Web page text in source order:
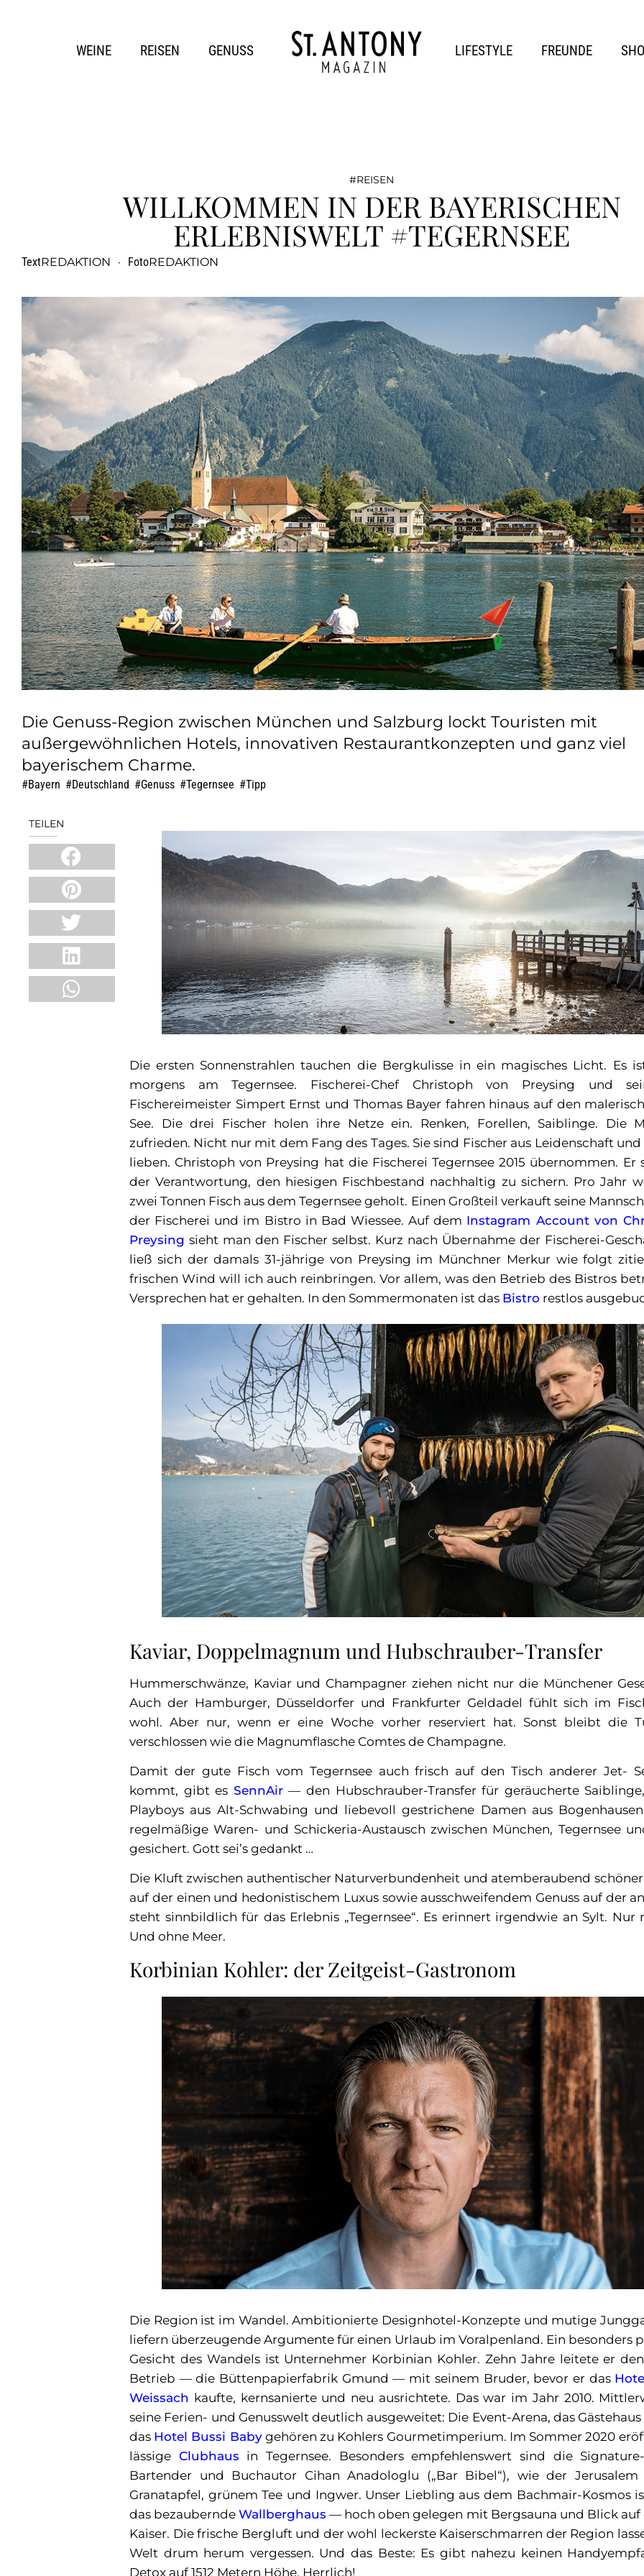
WEINE REISEN GENUSS LIFESTYLE FREUNDE
REISEN
WILLKOMMEN IN DER BAYERISCHEN
ERLEBNISWELT #TEGERNSEE
TextREDAKTION · FotoREDAKTION
Die Genuss-Region zwischen München und Salzburg lockt Touristen mit
außergewöhnlichen Hotels, innovativen Restaurantkonzepten und ganz viel
bayerischem Charme.
Bayern Deutschland Genuss Tegernsee Tipp
TEILEN
Die ersten Sonnenstrahlen tauchen die Bergkulisse in ein magisches Licht. Es
morgens am Tegernsee. Fischerei-Chef Christoph von Preysing und
Fischereimeister Simpert Ernst und Thomas Bayer fahren hinaus auf den
See. Die drei Fischer holen ihre Netze ein. Renken, Forellen, Saiblinge. Die
zufrieden. Nicht nur mit dem Fang des Tages. Sie sind Fischer aus Leidenschaft und
lieben. Christoph von Preysing hat die Fischerei Tegernsee 2015 übernommen. Er
der Verantwortung, den hiesigen Fischbestand nachhaltig zu sichern. Pro Jahr
zwei Tonnen Fisch aus dem Tegernsee geholt. Einen Großteil verkauft seine
der Fischerei und im Bistro in Bad Wiessee. Auf dem Instagram Account von
Preysing sieht man den Fischer selbst. Kurz nach Übernahme der Fischerei-
ließ sich der damals 31-jährige von Preysing im Münchner Merkur wie folgt
frischen Wind will ich auch reinbringen. Vor allem, was den Betrieb des Bistros
Versprechen hat er gehalten. In den Sommermonaten ist das Bistro restlos
Kaviar, Doppelmagnum und Hubschrauber-Transfer
Hummerschwänze, Kaviar und Champagner ziehen nicht nur die Münchener
Auch der Hamburger, Düsseldorfer und Frankfurter Geldadel fühlt sich im
wohl. Aber nur, wenn er eine Woche vorher reserviert hat. Sonst bleibt die
verschlossen wie die Magnumflasche Comtes de Champagne.
Damit der gute Fisch vom Tegernsee auch frisch auf den Tisch anderer Jet-
kommt, gibt es SennAir— den Hubschrauber-Transfer für geräucherte
Playboys aus Alt-Schwabing und liebevoll gestrichene Damen aus
regelmäßige Waren- und Schickeria-Austausch zwischen München, Tegernsee
gesichert. Gott sei’s gedankt …
Die Kluft zwischen authentischer Naturverbundenheit und atemberaubend
auf der einen und hedonistischem Luxus sowie ausschweifendem Genuss auf der
steht sinnbildlich für das Erlebnis „Tegernsee“. Es erinnert irgendwie an Sylt. Nur
Und ohne Meer.
Korbinian Kohler: der Zeitgeist-Gastronom
Die Region ist im Wandel. Ambitionierte Designhotel-Konzepte und mutige
liefern überzeugende Argumente für einen Urlaub im Voralpenland. Ein besonders
Gesicht des Wandels ist Unternehmer Korbinian Kohler. Zehn Jahre leitete er
Betrieb — die Büttenpapierfabrik Gmund — mit seinem Bruder, bevor er das
Weissach kaufte, kernsanierte und neu ausrichtete. Das war im Jahr 2010.
seine Ferien- und Genusswelt deutlich ausgeweitet: Die Event-Arena, das
das Hotel Bussi Babygehören zu Kohlers Gourmetimperium. Im Sommer 2020
lässige Clubhaus in Tegernsee. Besonders empfehlenswert sind die
Bartender und Buchautor Cihan Anadologlu („Bar Bibel“), wie der
Granatapfel, grünem Tee und Ingwer. Unser Liebling aus dem Bachmair-Kosmos
das bezauberndeWallberghaus — hoch oben gelegen mit Bergsauna und Blick
Kaiser. Die frische Bergluft und der wohl leckerste Kaiserschmarren der Region
Welt drum herum vergessen. Und das Beste: Es gibt nahezu keinen
Detox auf 1512 Metern Höhe. Herrlich!